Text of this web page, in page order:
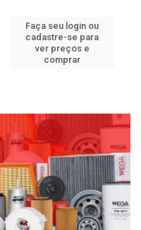
Faça seu login ou
cadastre-se para
ver preços e
comprar